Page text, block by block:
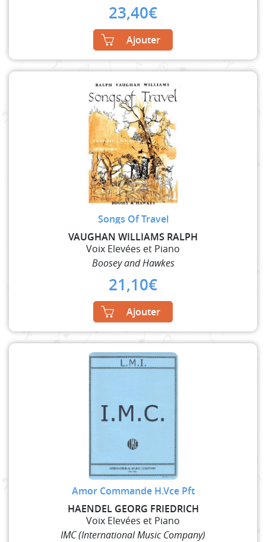
23,40€
Ajouter
Songs Of Travel
VAUGHAN WILLIAMS RALPH
Voix Elevées et Piano
Boosey and Hawkes
21,10€
Ajouter
Amor Commande H.Vce Pft
HAENDEL GEORG FRIEDRICH
Voix Elevées et Piano
IMC (International Music Company)